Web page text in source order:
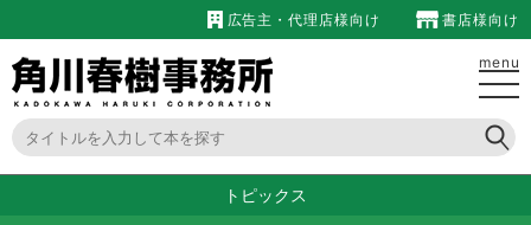
広告主・代理店様向け 書店様向け
menu
トピックス